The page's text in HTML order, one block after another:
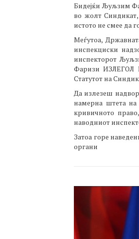
Бидејќи Љуљзим
во жолт
истото не смее да
Меѓутоа,
инспекциски
инспекторот
Фаризи
Статутот на
Да излезеш
намерна штета
кривичното
наводниот
Затоа горе
органи